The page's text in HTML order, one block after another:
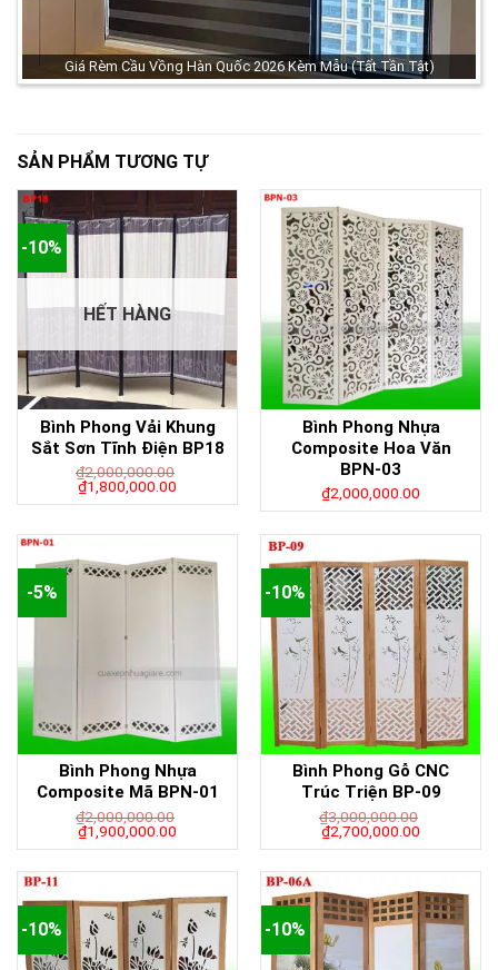
Giá Rèm Cầu Vồng Hàn Quốc 2026 Kèm Mẫu (Tất Tần Tật)
SẢN PHẨM TƯƠNG TỰ
-10%
HẾT HÀNG
Bình Phong Vải Khung
Sắt Sơn Tĩnh Điện BP18
₫2,000,000.00
₫1,800,000.00
Bình Phong Nhựa
Composite Hoa Văn
BPN-03
₫2,000,000.00
-5%
Bình Phong Nhựa
Composite Mã BPN-01
₫2,000,000.00
₫1,900,000.00
-10%
Bình Phong Gỗ CNC
Trúc Triện BP-09
₫3,000,000.00
₫2,700,000.00
-10% -10%